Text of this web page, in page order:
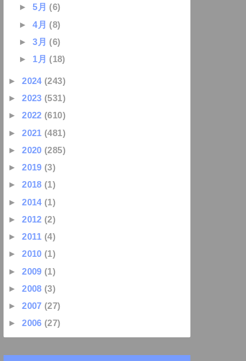
►5月 (6)
►4月 (8)
►3月 (6)
► 1月 (18)
►2024 (243)
►2023 (531)
►2022 (610)
►2021 (481)
►2020 (285)
►2019 (3)
►2018 (1)
►2014 (1)
►2012 (2)
►2011 (4)
►2010 (1)
►2009 (1)
►2008 (3)
►2007 (27)
►2006 (27)